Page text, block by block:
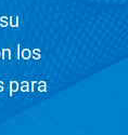
los
para